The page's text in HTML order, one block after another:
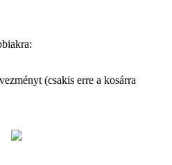
(csakis erre a kosárra